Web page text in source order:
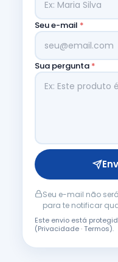
Seu e-mail *
Sua pergunta *
Seu e-mail não
para te notificar
Este envio está
(Privacidade·Termos).